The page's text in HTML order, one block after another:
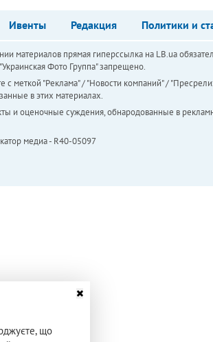
Ивенты Редакция Политики и
материалов прямая гиперссылка на LB.ua
Фото Группа" запрещено.
меткой "Реклама" / "Новости компаний" /
в этих материалах.
и оценочные суждения, обнародованные в
медиа - R40-05097
що